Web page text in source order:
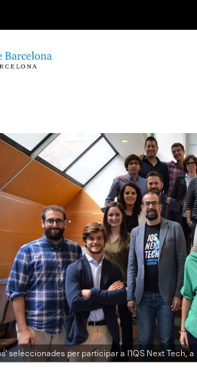
per tancar
seleccionades per participar a l'IQS Next Tech,